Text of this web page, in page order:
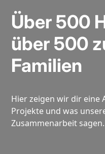
Über 500
über 500
Familien
Hier zeigen wir dir eine
Projekte und was
Zusammenarbeit sagen.